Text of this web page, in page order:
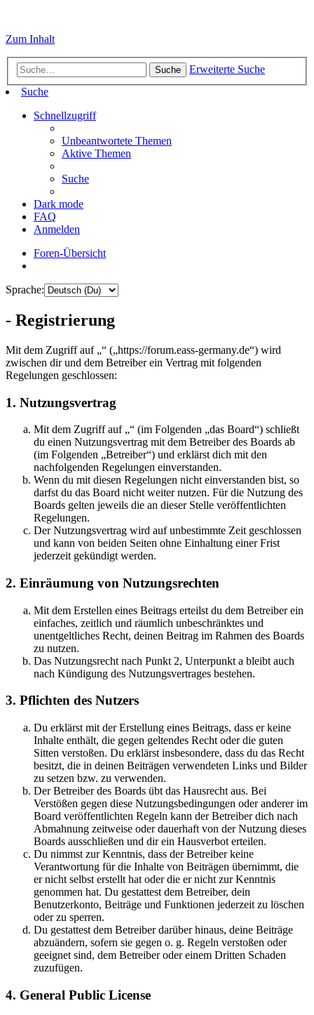
Zum Inhalt
Suche
Erweiterte Suche
Suche
Schnellzugriff
Unbeantwortete Themen
Aktive Themen
Suche
Dark mode
FAQ
Anmelden
Foren-Übersicht
Sprache:
- Registrierung
Mit dem Zugriff auf „“ („https://forum.eass-germany.de“) wird
zwischen dir und dem Betreiber ein Vertrag mit folgenden
Regelungen geschlossen:
1. Nutzungsvertrag
Mit dem Zugriff auf „“ (im Folgenden „das Board“) schließt
du einen Nutzungsvertrag mit dem Betreiber des Boards ab
(im Folgenden „Betreiber“) und erklärst dich mit den
nachfolgenden Regelungen einverstanden.
Wenn du mit diesen Regelungen nicht einverstanden bist, so
darfst du das Board nicht weiter nutzen. Für die Nutzung des
Boards gelten jeweils die an dieser Stelle veröffentlichten
Regelungen.
Der Nutzungsvertrag wird auf unbestimmte Zeit geschlossen
und kann von beiden Seiten ohne Einhaltung einer Frist
jederzeit gekündigt werden.
2. Einräumung von Nutzungsrechten
Mit dem Erstellen eines Beitrags erteilst du dem Betreiber ein
einfaches, zeitlich und räumlich unbeschränktes und
unentgeltliches Recht, deinen Beitrag im Rahmen des Boards
zu nutzen.
Das Nutzungsrecht nach Punkt 2, Unterpunkt a bleibt auch
nach Kündigung des Nutzungsvertrages bestehen.
3. Pflichten des Nutzers
Du erklärst mit der Erstellung eines Beitrags, dass er keine
Inhalte enthält, die gegen geltendes Recht oder die guten
Sitten verstoßen. Du erklärst insbesondere, dass du das Recht
besitzt, die in deinen Beiträgen verwendeten Links und Bilder
zu setzen bzw. zu verwenden.
Der Betreiber des Boards übt das Hausrecht aus. Bei
Verstößen gegen diese Nutzungsbedingungen oder anderer im
Board veröffentlichten Regeln kann der Betreiber dich nach
Abmahnung zeitweise oder dauerhaft von der Nutzung dieses
Boards ausschließen und dir ein Hausverbot erteilen.
Du nimmst zur Kenntnis, dass der Betreiber keine
Verantwortung für die Inhalte von Beiträgen übernimmt, die
er nicht selbst erstellt hat oder die er nicht zur Kenntnis
genommen hat. Du gestattest dem Betreiber, dein
Benutzerkonto, Beiträge und Funktionen jederzeit zu löschen
oder zu sperren.
Du gestattest dem Betreiber darüber hinaus, deine Beiträge
abzuändern, sofern sie gegen o. g. Regeln verstoßen oder
geeignet sind, dem Betreiber oder einem Dritten Schaden
zuzufügen.
4. General Public License